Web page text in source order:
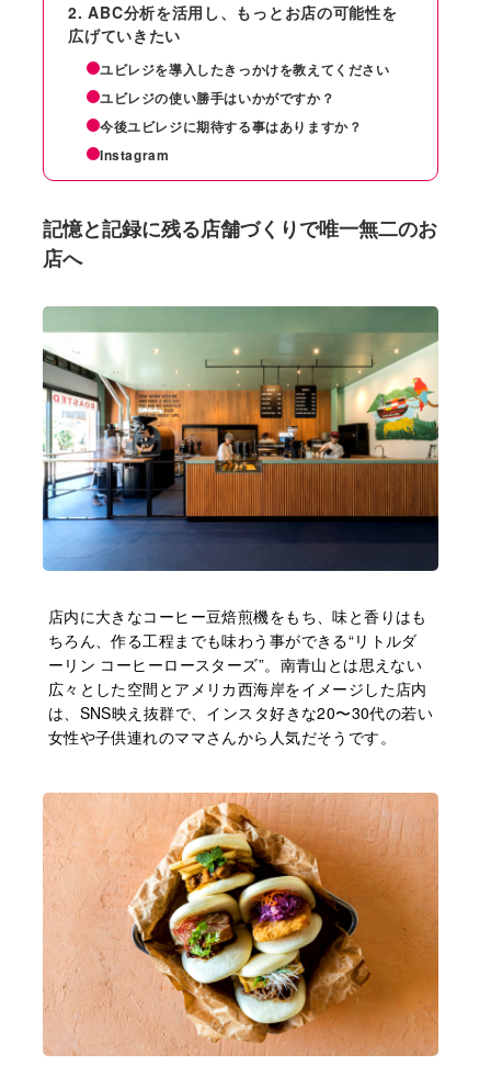
ABC分析を活用し、もっとお店の可能性を
広げていきたい
ユビレジを導入したきっかけを教えてください
ユビレジの使い勝手はいかがですか？
今後ユビレジに期待する事はありますか？
Instagram
記憶と記録に残る店舗づくりで唯一無二のお
店へ
店内に大きなコーヒー豆焙煎機をもち、味と香りはも
ちろん、作る工程までも味わう事ができる“リトルダ
ーリン コーヒーロースターズ”。南青山とは思えない
広々とした空間とアメリカ西海岸をイメージした店内
は、SNS映え抜群で、インスタ好きな20〜30代の若い
女性や子供連れのママさんから人気だそうです。